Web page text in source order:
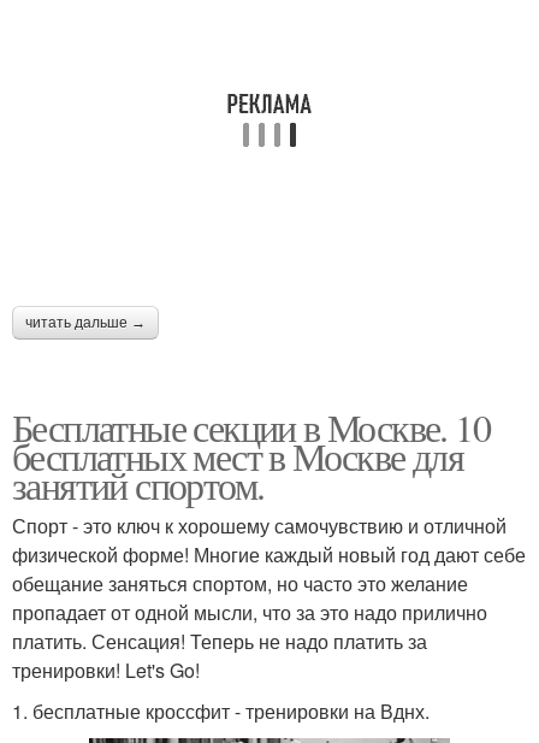
читать дальше →
Бесплатные секции в Москве. 10
бесплатных мест в Москве для
занятий спортом.
Спорт - это ключ к хорошему самочувствию и отличной
физической форме! Многие каждый новый год дают себе
обещание заняться спортом, но часто это желание
пропадает от одной мысли, что за это надо прилично
платить. Сенсация! Теперь не надо платить за
тренировки! Let's Go!
1. бесплатные кроссфит - тренировки на Вднх.